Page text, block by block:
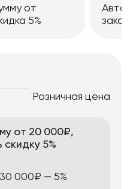
от
5%
Розничная цена
от 20 000₽,
5%
000₽ — 5%